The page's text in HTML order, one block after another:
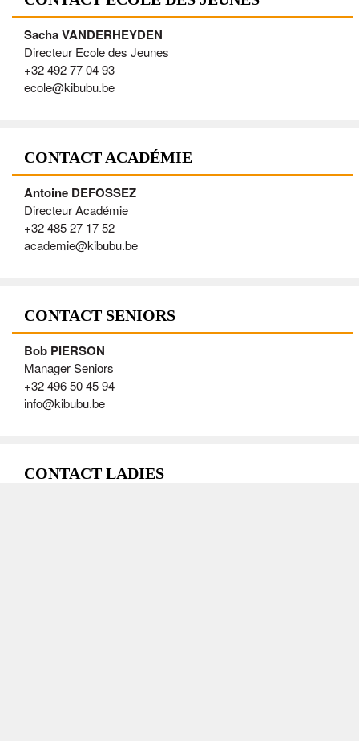
Sacha VANDERHEYDEN
Directeur Ecole des Jeunes
+32 492 77 04 93
ecole@kibubu.be
CONTACT ACADÉMIE
Antoine DEFOSSEZ
Directeur Académie
+32 485 27 17 52
academie@kibubu.be
CONTACT SENIORS
Bob PIERSON
Manager Seniors
+32 496 50 45 94
info@kibubu.be
CONTACT LADIES